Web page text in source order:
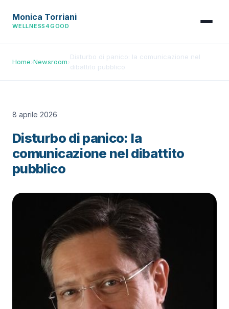
Monica Torriani
WELLNESS4GOOD
Home›Newsroom›
Disturbo di panico: la comunicazione nel
dibattito pubblico
8 aprile 2026
Disturbo di panico: la
comunicazione nel dibattito
pubblico